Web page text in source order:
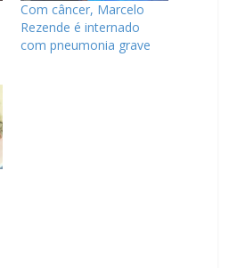
Com câncer, Marcelo
Rezende é internado
com pneumonia grave